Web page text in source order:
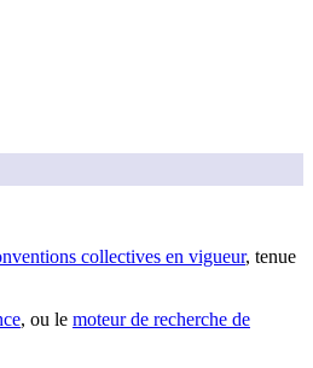
collectives en vigueur, tenue
, ou le moteur de recherche de